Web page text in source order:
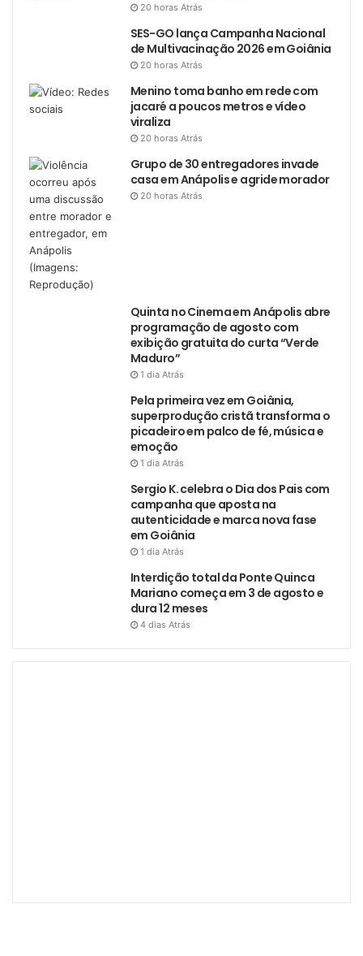
20 horas Atrás
SES-GO lança Campanha Nacional
de Multivacinação 2026 em Goiânia
20 horas Atrás
Menino toma banho em rede com
jacaré a poucos metros e vídeo
viraliza
20 horas Atrás
Grupo de 30 entregadores invade
casa em Anápolis e agride morador
20 horas Atrás
Quinta no Cinema em Anápolis abre
programação de agosto com
exibição gratuita do curta “Verde
Maduro”
1 dia Atrás
Pela primeira vez em Goiânia,
superprodução cristã transforma o
picadeiro em palco de fé, música e
emoção
1 dia Atrás
Sergio K. celebra o Dia dos Pais com
campanha que aposta na
autenticidade e marca nova fase
em Goiânia
1 dia Atrás
Interdição total da Ponte Quinca
Mariano começa em 3 de agosto e
dura 12 meses
4 dias Atrás